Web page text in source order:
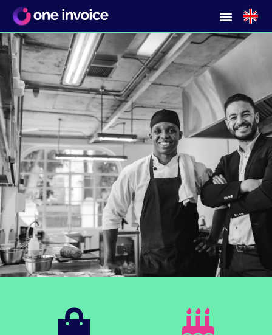
Samenwerken met
lokale leveranciers?
Bekijk hoe we dat doen